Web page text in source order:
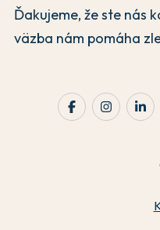
Ďakujeme, že ste nás
väzba nám pomáha